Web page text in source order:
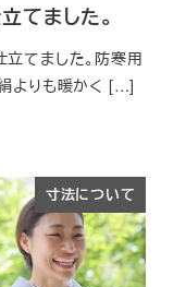
てました。
てました。防寒用
よりも暖かく […]
寸法について